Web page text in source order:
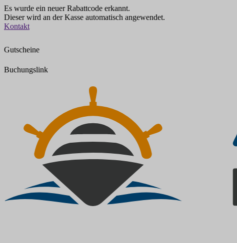
Es wurde ein neuer Rabattcode erkannt.
Dieser wird an der Kasse automatisch angewendet.
Zum
Kontakt
Gutscheine
Buchungslink